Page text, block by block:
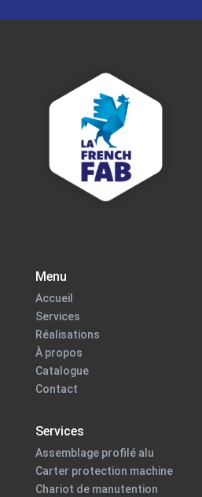
Menu
Accueil
Services
Réalisations
À propos
Catalogue
Contact
Services
Assemblage profilé alu
Carter protection machine
Chariot de manutention